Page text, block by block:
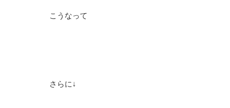
こうなって
さらに↓